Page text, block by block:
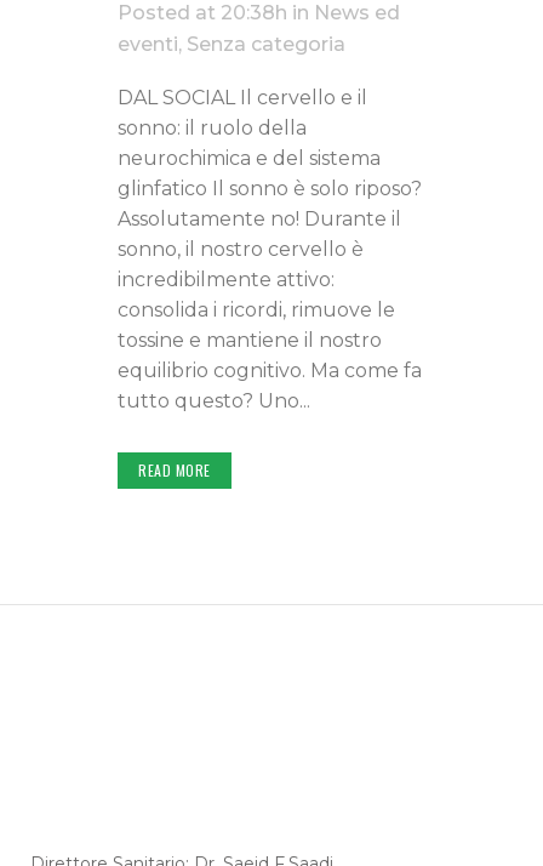
Posted at 20:38h in News ed
eventi, Senza categoria
DAL SOCIAL Il cervello e il
sonno: il ruolo della
neurochimica e del sistema
glinfatico Il sonno è solo riposo?
Assolutamente no! Durante il
sonno, il nostro cervello è
incredibilmente attivo:
consolida i ricordi, rimuove le
tossine e mantiene il nostro
equilibrio cognitivo. Ma come fa
tutto questo? Uno...
READ MORE